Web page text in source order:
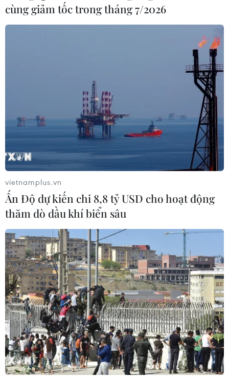
Người tiêu dùng mua sắm tại siêu thị ở Millbrae, bang
Nhìn về triển vọng dài hạn của giá năng lượng,
ông Paul Surguy, Giám đốc điều hành tại
Kingswood Group, cho rằng cả hai bên chiến
tuyến chắc chắn đang tìm kiếm một lối thoát.
Theo ông, chính kỳ vọng về một giải pháp rút
lui này, chứ không phải cục diện chiến trường
hiện tại, mới là yếu tố quyết định giá dầu trong
dài hạn./.
OECD cảnh báo chiến sự
Trung Đông có thể đẩy
kinh tế toàn cầu vào suy
thoái
OECD nhận định xung đột Trung Đông kéo dài có
thể làm tăng trưởng kinh tế toàn cầu giảm mạnh,
đẩy lạm phát lên cao và buộc nhiều ngân hàng
trung ương tiếp tục duy trì lãi suất ở mức cao.
(TTXVN/Vietnam+)
cùng giảm tốc trong tháng 7/2026
vietnamplus.vn
Ấn Độ dự kiến chi 8,8 tỷ USD cho hoạt động
thăm dò dầu khí biển sâu